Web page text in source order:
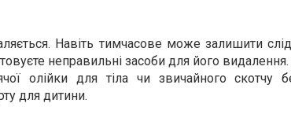
Навіть тимчасове може залишити
неправильні засоби для його
олійки для тіла чи звичайного скотчу
для дитини.